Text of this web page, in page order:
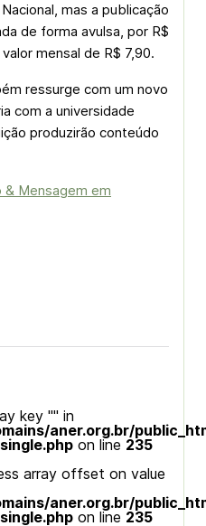
mas a publicação
de forma avulsa, por R$
mensal de R$ 7,90.
ressurge com um novo
com a universidade
produzirão conteúdo
& Mensagem em
key "" in
aner.org.br/
on line 235
array offset on value
aner.org.br/
on line 235